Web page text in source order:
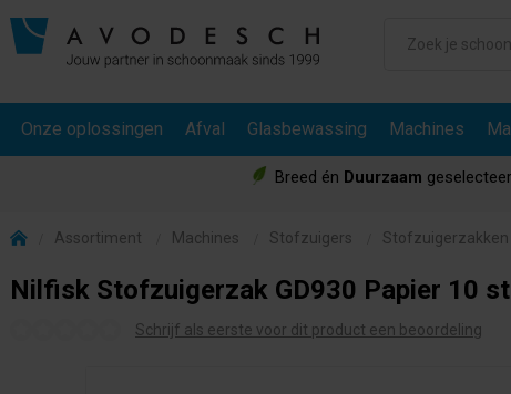
Onze oplossingen Afval Glasbewassing Machines
Breed én Duurzaam
Assortiment Machines Stofzuigers Stofzuigerzakken
Nilfisk Stofzuigerzak GD930 Papier 10
Schrijf als eerste voor dit product een beoordeling